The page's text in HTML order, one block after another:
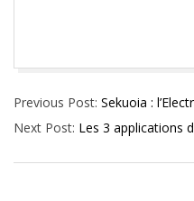
09-
15
Previous Post: Sekuoia :
Next Post: Les 3 applications